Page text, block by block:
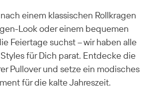
einem klassischen Rollkragen
Look oder einem bequemen
Feiertage suchst – wir haben alle
für Dich parat. Entdecke die
Pullover und setze ein modisches
für die kalte Jahreszeit.